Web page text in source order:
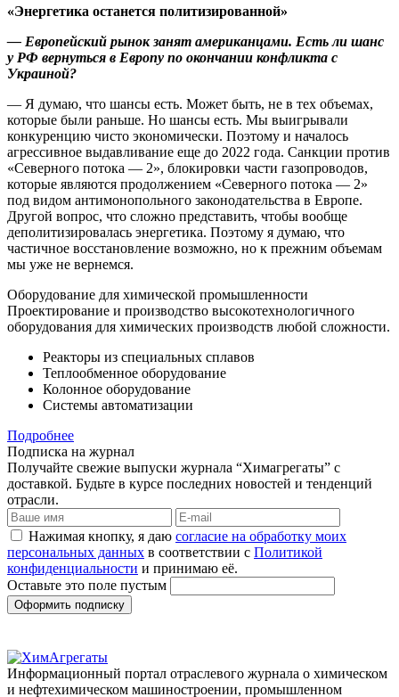
«Энергетика останется политизированной»
— Европейский рынок занят американцами. Есть ли шанс
у РФ вернуться в Европу по окончании конфликта с
Украиной?
— Я думаю, что шансы есть. Может быть, не в тех объемах,
которые были раньше. Но шансы есть. Мы выигрывали
конкуренцию чисто экономически. Поэтому и началось
агрессивное выдавливание еще до 2022 года. Санкции против
«Северного потока — 2», блокировки части газопроводов,
которые являются продолжением «Северного потока — 2»
под видом антимонопольного законодательства в Европе.
Другой вопрос, что сложно представить, чтобы вообще
деполитизировалась энергетика. Поэтому я думаю, что
частичное восстановление возможно, но к прежним объемам
мы уже не вернемся.
Оборудование для химической промышленности
Проектирование и производство высокотехнологичного
оборудования для химических производств любой сложности.
Реакторы из специальных сплавов
Теплообменное оборудование
Колонное оборудование
Системы автоматизации
Подробнее
Подписка на журнал
Получайте свежие выпуски журнала “Химагрегаты” с
доставкой. Будьте в курсе последних новостей и тенденций
отрасли.
Нажимая кнопку, я даю согласие на обработку моих
персональных данных в соответствии с Политикой
конфиденциальности и принимаю её.
Оставьте это поле пустым
Оформить подписку
Информационный портал отраслевого журнала о химическом
и нефтехимическом машиностроении, промышленном